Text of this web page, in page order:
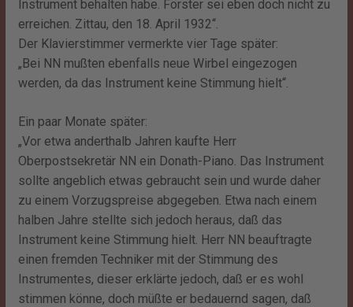
Instrument behalten habe. Förster sei eben doch nicht zu
erreichen. Zittau, den 18. April 1932“.
Der Klavierstimmer vermerkte vier Tage später:
„Bei NN mußten ebenfalls neue Wirbel eingezogen
werden, da das Instrument keine Stimmung hielt“.
Ein paar Monate später:
„Vor etwa anderthalb Jahren kaufte Herr
Oberpostsekretär NN ein Donath-Piano. Das Instrument
sollte angeblich etwas gebraucht sein und wurde daher
zu einem Vorzugspreise abgegeben. Etwa nach einem
halben Jahre stellte sich jedoch heraus, daß das
Instrument keine Stimmung hielt. Herr NN beauftragte
einen fremden Techniker mit der Stimmung des
Instrumentes, dieser erklärte jedoch, daß er es wohl
stimmen könne, doch müßte er bedauernd sagen, daß